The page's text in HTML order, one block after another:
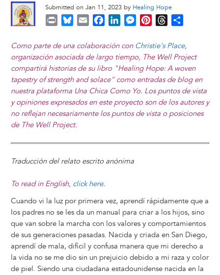
Submitted on Jan 11, 2023 by Healing Hope
i
n
t
u
e
s
k
y
a
i
l
c
e
b
o
o
k
n
k
e
d
I
n
M
s
s
e
n
g
e
r
n
t
e
r
e
s
t
r
e
a
d
s
a
r
e
Como parte de una colaboración con Christie's Place,
organización asociada de largo tiempo, The Well Project
compartirá historias de su libro "Healing Hope: A woven
tapestry of strength and solace" como entradas de blog en
nuestra plataforma Una Chica Como Yo. Los puntos de vista
y opiniones expresados ​​en este proyecto son de los autores y
no reflejan necesariamente los puntos de vista o posiciones
de The Well Project.
Traducción del relato escrito anónima
To read in English, click here.
Cuando vi la luz por primera vez, aprendí rápidamente que a
los padres no se les da un manual para criar a los hijos, sino
que van sobre la marcha con los valores y comportamientos
de sus generaciones pasadas. Nacida y criada en San Diego,
aprendí de mala, difícil y confusa manera que mi derecho a
la vida no se me dio sin un prejuicio debido a mi raza y color
de piel. Siendo una ciudadana estadounidense nacida en la